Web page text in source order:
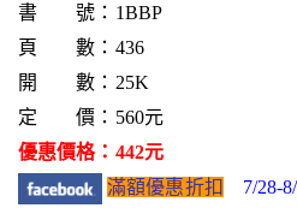
書 號：1BBP
頁 數：436
開 數：25K
定 價：560元
優惠價格：442元
滿額優惠折扣
7/28-